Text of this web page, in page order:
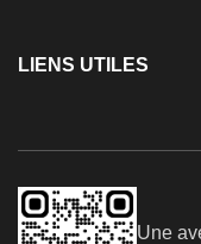
LIENS UTILES
Une